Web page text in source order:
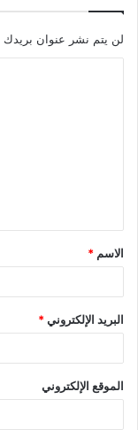
لن يتم نشر عنوان بريدك
ق
*
الاسم *
البريد الإلكتروني*
الموقع الإلكتروني